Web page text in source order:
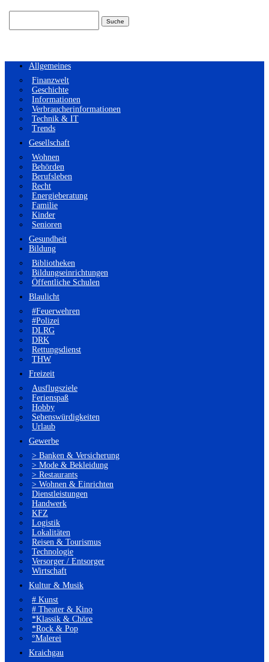
Allgemeines
Finanzwelt
Geschichte
Informationen
Verbraucherinformationen
Technik & IT
Trends
Gesellschaft
Wohnen
Behörden
Berufsleben
Recht
Energieberatung
Familie
Kinder
Senioren
Gesundheit
Bildung
Bibliotheken
Bildungseinrichtungen
Öffentliche Schulen
Blaulicht
#Feuerwehren
#Polizei
DLRG
DRK
Rettungsdienst
THW
Freizeit
Ausflugsziele
Ferienspaß
Hobby
Sehenswürdigkeiten
Urlaub
Gewerbe
> Banken & Versicherung
> Mode & Bekleidung
> Restaurants
> Wohnen & Einrichten
Dienstleistungen
Handwerk
KFZ
Logistik
Lokalitäten
Reisen & Tourismus
Technologie
Versorger / Entsorger
Wirtschaft
Kultur & Musik
# Kunst
# Theater & Kino
*Klassik & Chöre
*Rock & Pop
°Malerei
Kraichgau